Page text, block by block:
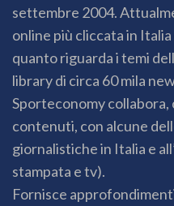
settembre 2004.
online più cliccata in
quanto riguarda i temi
library di circa 60 mila
Sporteconomy
contenuti, con alcune
giornalistiche in Italia e
stampata e tv).
Fornisce